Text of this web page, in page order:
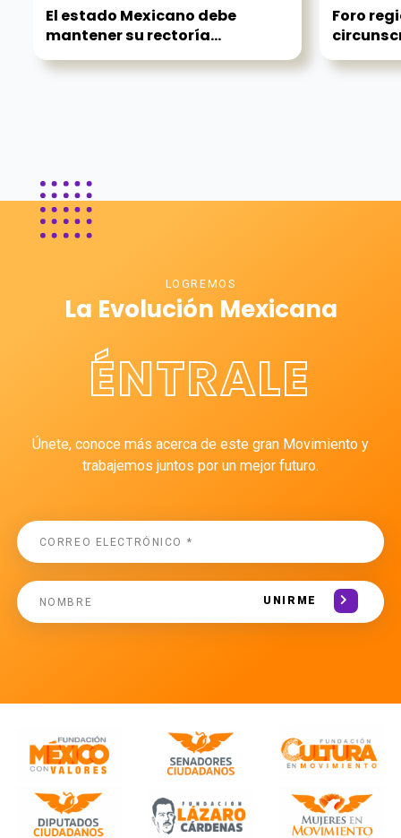
El estado Mexicano debe
mantener su rectoría...
Foro
LOGREMOS
La Evolución Mexicana
ÉNTRALE
Únete, conoce más acerca de este gran Movimiento y
trabajemos juntos por un mejor futuro.
UNIRME